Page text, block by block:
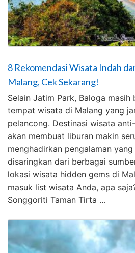
8 Rekomendasi Wisata Indah
Malang, Cek Sekarang!
Selain Jatim Park, Baloga
tempat wisata di Malang yang
pelancong. Destinasi wisata
akan membuat liburan makin
menghadirkan pengalaman
disaringkan dari berbagai
lokasi wisata hidden gems di
masuk list wisata Anda, apa
Songgoriti Taman Tirta …